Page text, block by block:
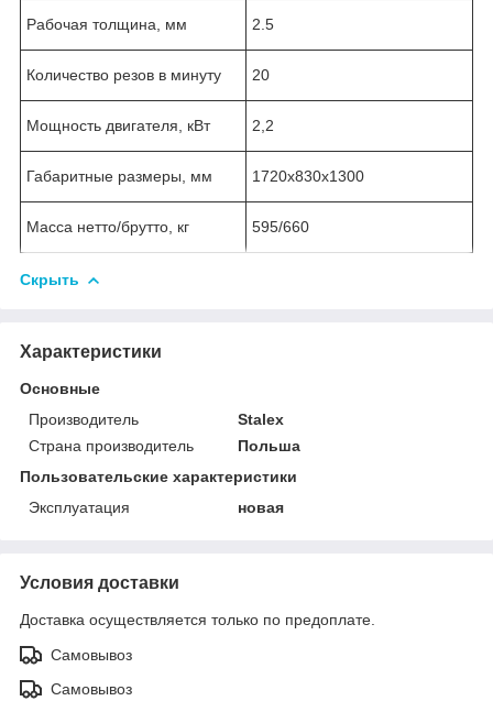
Рабочая толщина, мм 2.5
Количество резов в минуту 20
Мощность двигателя, кВт 2,2
Габаритные размеры, мм 1720x830x1300
Масса нетто/брутто, кг 595/660
Скрыть
Характеристики
Основные
Производитель
Stalex
Страна производитель
Польша
Пользовательские характеристики
Эксплуатация
новая
Условия доставки
Доставка осуществляется только по предоплате.
Самовывоз
Самовывоз